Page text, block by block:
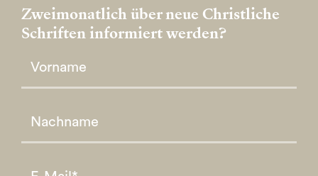
Zweimonatlich über neue Christliche
Schriften informiert werden?